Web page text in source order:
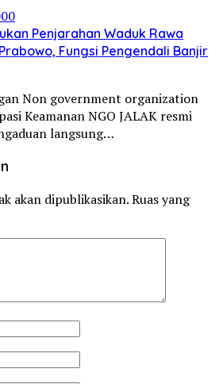
Penjarahan Waduk Rawa
Fungsi Pengendali Banjir
Non government organization
Keamanan NGO JALAK resmi
langsung…
akan dipublikasikan.Ruas yang